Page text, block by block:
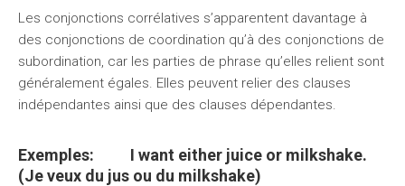
Les conjonctions corrélatives s’apparentent davantage à
des conjonctions de coordination qu’à des conjonctions de
subordination, car les parties de phrase qu’elles relient sont
généralement égales. Elles peuvent relier des clauses
indépendantes ainsi que des clauses dépendantes.
Exemples: I want either juice or milkshake.
(Je veux du jus ou du milkshake)